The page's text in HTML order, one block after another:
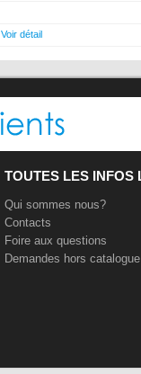
Voir détail
TOUTES LES INFOS
Qui sommes nous?
Contacts
Foire aux questions
Demandes hors catalogue